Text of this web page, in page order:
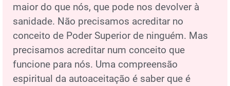
maior do que nós, que pode nos devolver à
sanidade. Não precisamos acreditar no
conceito de Poder Superior de ninguém. Mas
precisamos acreditar num conceito que
funcione para nós. Uma compreensão
espiritual da autoaceitação é saber que é